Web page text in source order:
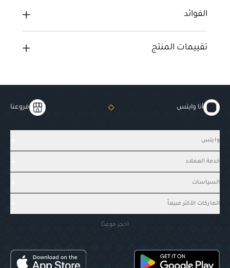
الفوائد
تقييمات المنتج
أنا وايتس فروعنا
وايتس
خدمة العملاء
السياسات
الماركات الأكثر مبيعاً
احجز موعدًا